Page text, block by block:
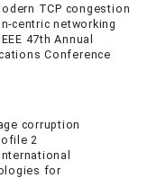
TCP congestion
centric networking
47th Annual
Conference
corruption
2
for